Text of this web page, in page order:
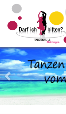
Zurück